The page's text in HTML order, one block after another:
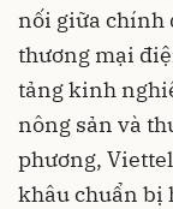
nối giữa chính
thương mại
tảng kinh
nông sản và
phương,
khâu chuẩn bị